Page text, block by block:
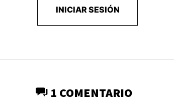
INICIAR SESIÓN
1 COMENTARIO